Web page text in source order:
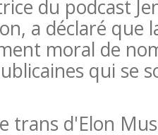
du podcast
a déclaré que
moral de
qui se
trans d'Elon